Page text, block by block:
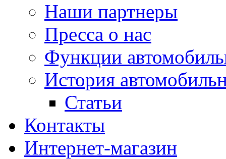
Наши партнеры
Пресса о нас
Функции
История
Статьи
Контакты
Интернет-магазин